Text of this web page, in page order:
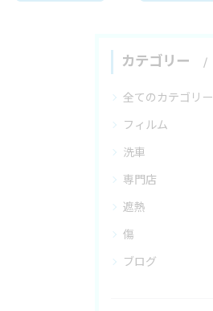
カテゴリー
全てのカテゴリー
フィルム
洗車
専門店
遮熱
傷
ブログ